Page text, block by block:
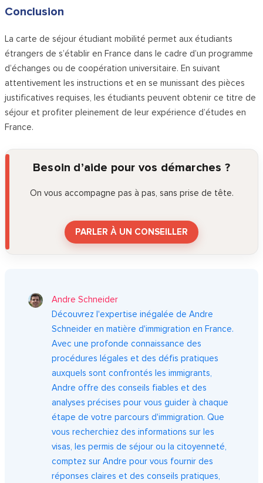
Conclusion
La carte de séjour étudiant mobilité permet aux étudiants
étrangers de s’établir en France dans le cadre d’un programme
d’échanges ou de coopération universitaire. En suivant
attentivement les instructions et en se munissant des pièces
justificatives requises, les étudiants peuvent obtenir ce titre de
séjour et profiter pleinement de leur expérience d’études en
France.
Besoin d’aide pour vos démarches ?
On vous accompagne pas à pas, sans prise de tête.
PARLER À UN CONSEILLER
Andre Schneider
Découvrez l'expertise inégalée de Andre
Schneider en matière d'immigration en France.
Avec une profonde connaissance des
procédures légales et des défis pratiques
auxquels sont confrontés les immigrants,
Andre offre des conseils fiables et des
analyses précises pour vous guider à chaque
étape de votre parcours d'immigration. Que
vous recherchiez des informations sur les
visas, les permis de séjour ou la citoyenneté,
comptez sur Andre pour vous fournir des
réponses claires et des conseils pratiques,